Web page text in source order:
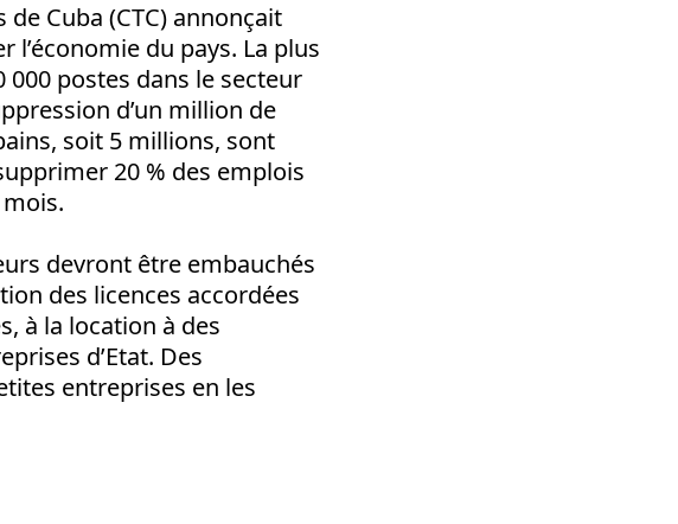
Cuba (CTC) annonçait
du pays. La plus
postes dans le secteur
d’un million de
soit 5 millions, sont
20 % des emplois
devront être embauchés
des licences accordées
à la location à des
d’Etat. Des
entreprises en les